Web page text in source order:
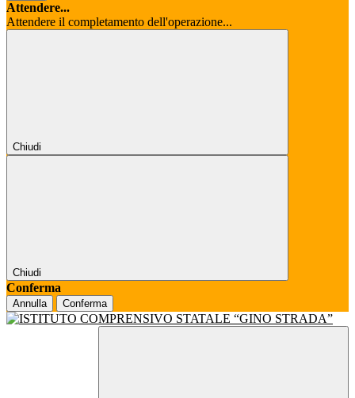
Attendere...
Attendere il completamento dell'operazione...
Chiudi
Chiudi
Conferma
Annulla Conferma